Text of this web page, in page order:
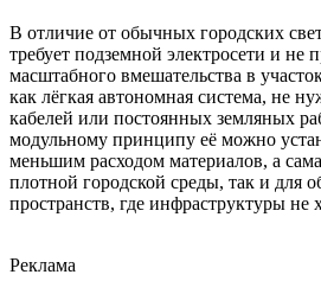
В отличие от обычных городских
требует подземной электросети и не
масштабного вмешательства в
как лёгкая автономная система, не
кабелей или постоянных земляных
модульному принципу её можно
меньшим расходом материалов, а
плотной городской среды, так и для
пространств, где инфраструктуры не
Реклама